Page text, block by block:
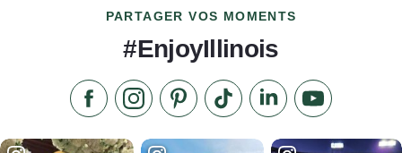
PARTAGER VOS MOMENTS
#EnjoyIllinois
Aimez-nous sur Facebook
Suivez-nous sur Instagram
Consultez notre Pinterest
Suivez-nous sur TikTok
Suivez-nous sur
S'abonner à